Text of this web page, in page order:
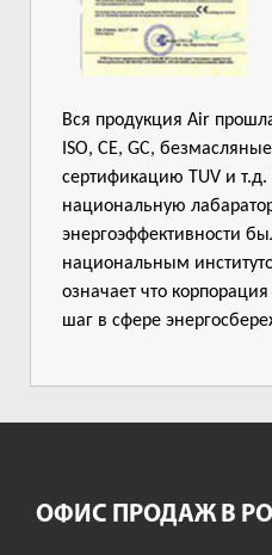
Вся продукция Air
ISO, CE, GC,
сертификацию TUV и
национальную
энергоэффективности
национальным
означает что
шаг в сфере
ОФИС ПРОДАЖ В